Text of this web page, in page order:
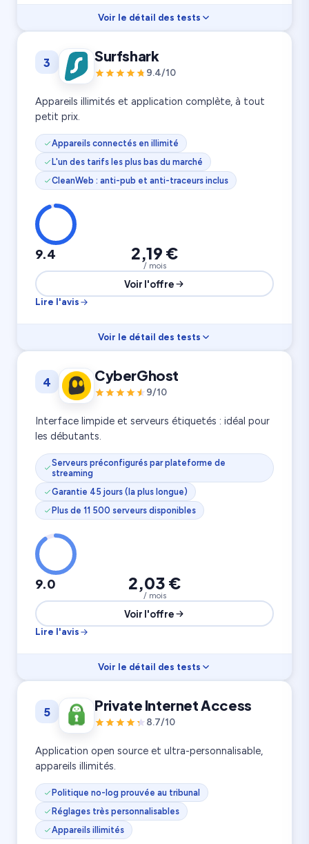
Voir le détail des tests
Vitesse
Streaming
Confidentialité
3 200 serveurs
3 Surfshark
9.4/10
Appareils illimités et application complète, à tout
petit prix.
Appareils connectés en illimité
L'un des tarifs les plus bas du marché
CleanWeb : anti-pub et anti-traceurs inclus
9.4 2,19 €
/ mois
Voir l'offre
Lire l'avis
Voir le détail des tests
Vitesse
Streaming
Confidentialité
3 200 serveurs
4 CyberGhost
9/10
Interface limpide et serveurs étiquetés : idéal pour
les débutants.
Serveurs préconfigurés par plateforme de
streaming
Garantie 45 jours (la plus longue)
Plus de 11 500 serveurs disponibles
9.0 2,03 €
/ mois
Voir l'offre
Lire l'avis
Voir le détail des tests
Vitesse
Streaming
Confidentialité
11 500 serveurs
5 Private Internet Access
8.7/10
Application open source et ultra-personnalisable,
appareils illimités.
Politique no-log prouvée au tribunal
Réglages très personnalisables
Appareils illimités